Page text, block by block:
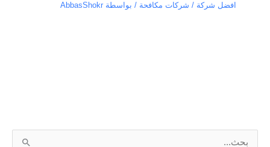
افضل شركة / شركات مكافحة / بواسطة AbbasShokr